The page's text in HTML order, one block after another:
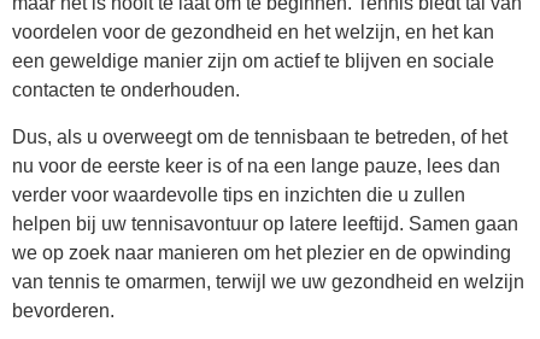
voordelen voor de gezondheid en het welzijn, en het kan
een geweldige manier zijn om actief te blijven en sociale
contacten te onderhouden.
Dus, als u overweegt om de tennisbaan te betreden, of het
nu voor de eerste keer is of na een lange pauze, lees dan
verder voor waardevolle tips en inzichten die u zullen
helpen bij uw tennisavontuur op latere leeftijd. Samen gaan
we op zoek naar manieren om het plezier en de opwinding
van tennis te omarmen, terwijl we uw gezondheid en welzijn
bevorderen.